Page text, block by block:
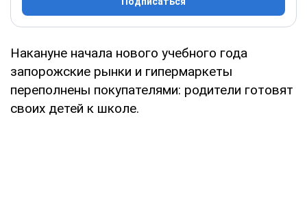
Накануне начала нового учебного года
запорожские рынки и гипермаркеты
переполнены покупателями: родители готовят
своих детей к школе.